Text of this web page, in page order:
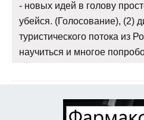
- новых идей в голову
убейся. (Голосование), (2)
туристического потока из
научиться и многое